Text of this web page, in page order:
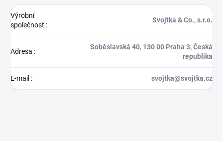
Výrobní
společnost :
Svojtka & Co., s.r.o.
Adresa :
Soběslavská 40, 130 00 Praha 3, Česká
republika
E-mail : svojtka@svojtka.cz